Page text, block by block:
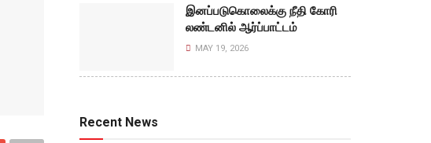
இனப்படுகொலைக்கு நீதி கோரி
லண்டனில் ஆர்ப்பாட்டம்
MAY 19, 2026
Recent News